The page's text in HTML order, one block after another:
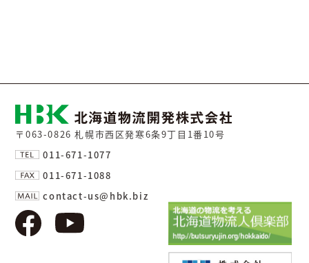
〒063-0826 札幌市西区発寒6条9丁目1番10号
011-671-1077
011-671-1088
contact-us@hbk.biz